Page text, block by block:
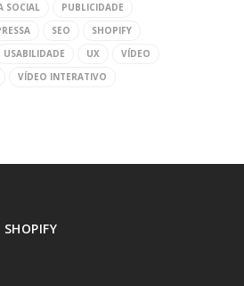
SOCIAL
PUBLICIDADE
SEO
SHOPIFY
USABILIDADE UX
VÍDEO
VÍDEO INTERATIVO